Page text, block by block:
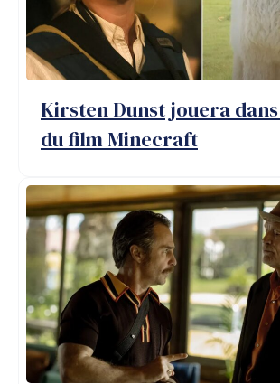
Kirsten Dunst jouera
du film Minecraft